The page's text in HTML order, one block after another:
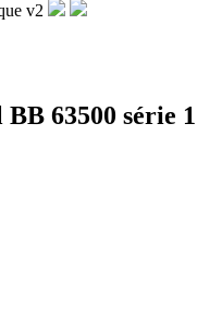
v2
63500 série 1